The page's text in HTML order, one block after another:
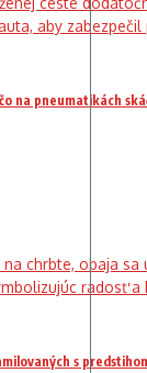
na pneumatikách
s